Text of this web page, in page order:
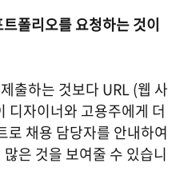
폴리오를 요청하는 것이
출하는 것보다 URL (웹 사
디자이너와 고용주에게 더
로 채용 담당자를 안내하여
은 것을 보여줄 수 있습니